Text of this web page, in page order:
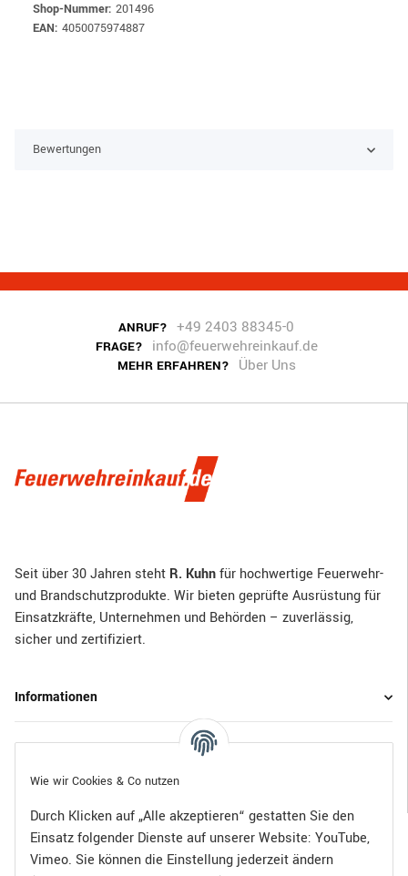
Wie wir Cookies & Co nutzen
Durch Klicken auf „Alle akzeptieren“ gestatten Sie den
Einsatz folgender Dienste auf unserer Website: YouTube,
Vimeo. Sie können die Einstellung jederzeit ändern
Shop-Nummer: 201496
EAN: 4050075974887
Bewertungen
ANRUF? +49 2403 88345-0
FRAGE? info@feuerwehreinkauf.de
MEHR ERFAHREN? Über Uns
Seit über 30 Jahren steht R. Kuhnfür hochwertige Feuerwehr-
und Brandschutzprodukte. Wir bieten geprüfte Ausrüstung für
Einsatzkräfte, Unternehmen und Behörden – zuverlässig,
sicher und zertifiziert.
Informationen
Gesetzliche Informationen
Bezahlen Sie bequem per: